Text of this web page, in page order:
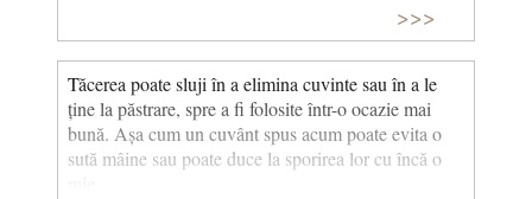
>>>
Tăcerea poate sluji în a elimina cuvinte sau în a le
ține la păstrare, spre a fi folosite într-o ocazie mai
bună. Așa cum un cuvânt spus acum poate evita o
sută mâine sau poate duce la sporirea lor cu încă o